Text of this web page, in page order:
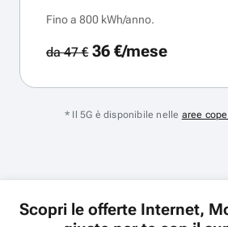
Fino a 800 kWh/anno.
da 47 €36 €/mese
* Il 5G è disponibile nelle aree
Scopri le offerte Internet,